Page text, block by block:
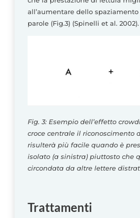
all’aumentare dello
parole (Fig.3) (Spinelli et al. 2002).
Fig. 3: Esempio dell’effetto
croce centrale il riconoscimento
risulterà più facile quando è
isolato (a sinistra) piuttosto che
circondata da altre lettere
Trattamenti